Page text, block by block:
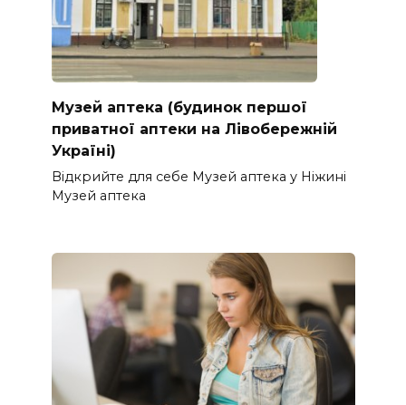
Музей аптека (будинок першої
приватної аптеки на Лівобережній
Україні)
Відкрийте для себе Музей аптека у Ніжині
Музей аптека